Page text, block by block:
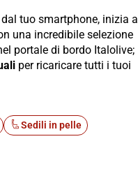
tuo smartphone, inizia a
una incredibile selezione
portale di bordo Italolive;
per ricaricare tutti i tuoi
Sedili in pelle